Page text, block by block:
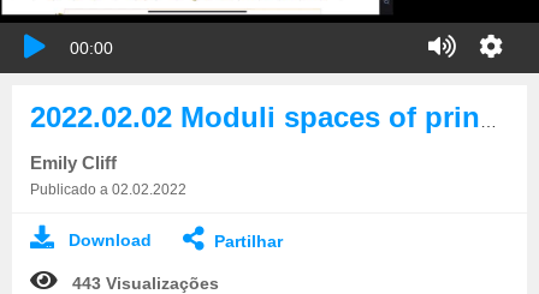
00:00
Emily Cliff
Publicado a 02.02.2022
Download Partilhar
443 Visualizações